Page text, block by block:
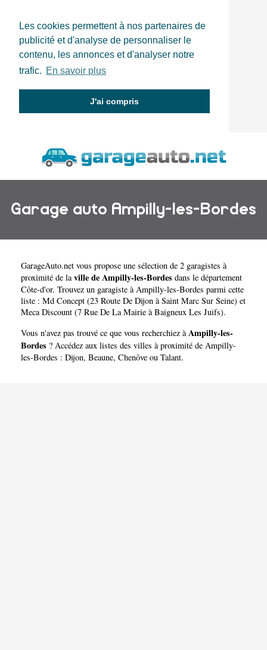
Les cookies permettent à nos partenaires de
publicité et d'analyse de personnaliser le
contenu, les annonces et d'analyser notre
trafic. En savoir plus
J'ai compris
Garage auto Ampilly-les-Bordes
GarageAuto.net vous propose une sélection de 2 garagistes à
proximité de laville de Ampilly-les-Bordes dans le département
Côte-d'or. Trouvez un garagiste à Ampilly-les-Bordes parmi cette
liste : Md Concept (23 Route De Dijon à Saint Marc Sur Seine) et
Meca Discount (7 Rue De La Mairie à Baigneux Les Juifs).
Vous n'avez pas trouvé ce que vous recherchiez à Ampilly-les-
Bordes ? Accédez aux listes des villes à proximité de Ampilly-
les-Bordes : Dijon, Beaune, Chenôve ou Talant.